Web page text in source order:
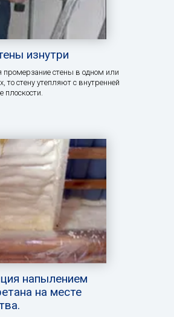
изнутри
промерзание стены в одном или
то стену утепляют с внутренней
плоскости.
напылением
на месте